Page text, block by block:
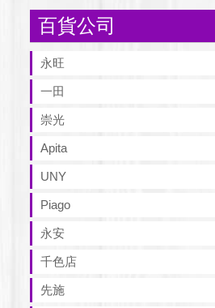
百貨公司
永旺
一田
崇光
Apita
UNY
Piago
永安
千色店
先施